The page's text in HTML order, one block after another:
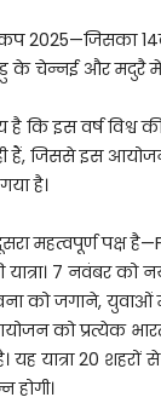
2025—जिसका
के चेन्नई और मदुरै में
कि इस वर्ष विश्व
हैं, जिससे इस
है।
महत्वपूर्ण पक्ष
यात्रा। 7 नवंबर को
को जगाने, युवाओं
को प्रत्येक
यह यात्रा 20